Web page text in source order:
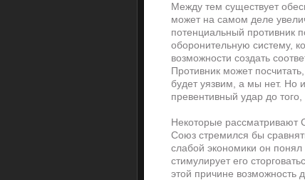
Между тем существует
может на самом деле
потенциальный противник
оборонительную систему,
возможности создать
Противник может
будет уязвим, а мы нет. Но
превентивный удар до
Некоторые рассматривают
Союз стремился бы
слабой экономики он понял
стимулирует его
этой причине возможность